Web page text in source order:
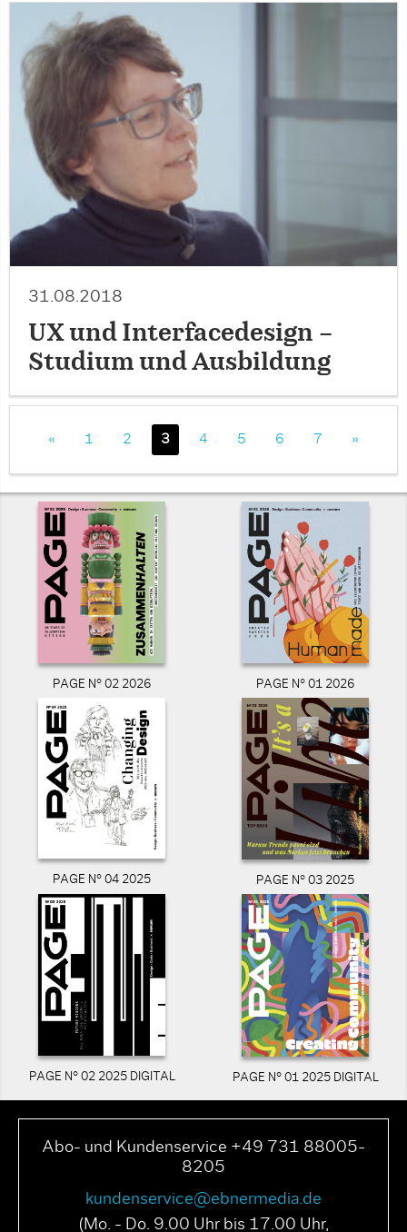
31.08.2018
UX und Interfacedesign –
Studium und Ausbildung
« 1 2 3 4 5 6 7 »
PAGE N° 02 2026 PAGE N° 01 2026
PAGE N° 04 2025 PAGE N° 03 2025
PAGE N° 02 2025 DIGITAL PAGE N° 01 2025 DIGITAL
Abo- und Kundenservice +49 731 88005-
8205
kundenservice@ebnermedia.de
(Mo. - Do. 9.00 Uhr bis 17.00 Uhr,